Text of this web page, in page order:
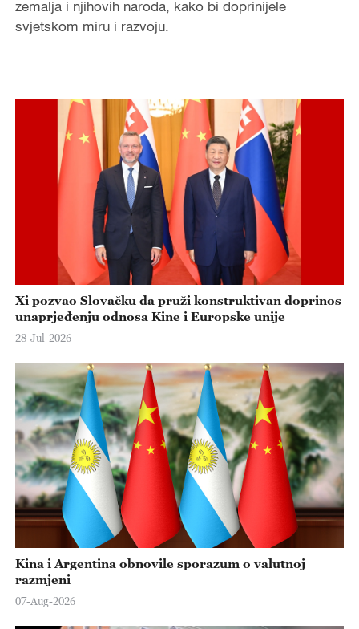
zemalja i njihovih naroda, kako bi doprinijele
svjetskom miru i razvoju.
Xi pozvao Slovačku da pruži konstruktivan doprinos
unaprjeđenju odnosa Kine i Europske unije
28-Jul-2026
Kina i Argentina obnovile sporazum o valutnoj
razmjeni
07-Aug-2026